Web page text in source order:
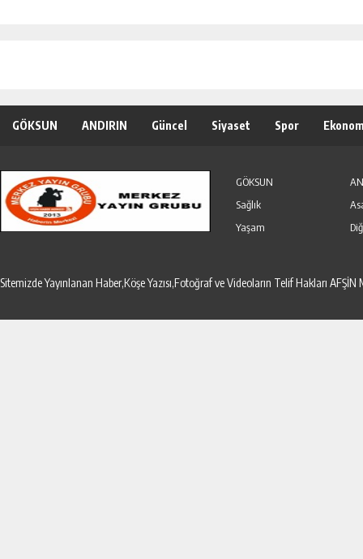
GÖKSUN ANDIRIN Güncel Siyaset Spor
GÖKSUN
Sağlık
Yaşam
Sitemizde Yayınlanan Haber,Köşe Yazısı,Fotoğraf ve Videoların Telif Hakları